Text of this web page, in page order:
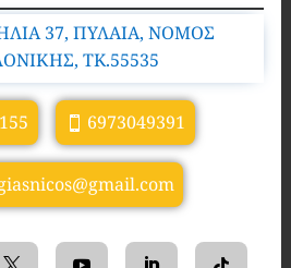
37, ΠΥΛΑΙΑ, ΝΟΜΟΣ
TK.55535
6973049391